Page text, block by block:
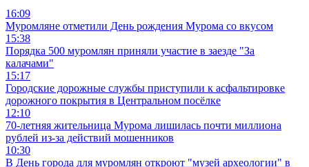
16:09
Муромляне отметили День рождения Мурома со вкусом
15:38
Порядка 500 муромлян приняли участие в заезде "За
калачами"
15:17
Городские дорожные службы приступили к асфальтировке
дорожного покрытия в Центральном посёлке
12:10
70-летняя жительница Мурома лишилась почти миллиона
рублей из-за действий мошенников
10:30
В День города для муромлян откроют "музей археологии" в